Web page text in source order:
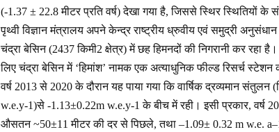
(-1.37 ± 22.8 मीटर प्रति वर्ष) देखा गया है, जिससे स्थिर स्थितियों के
पृथ्वी विज्ञान मंत्रालय अपने केन्द्र राष्ट्रीय ध्रुवीय एवं समुद्री
चंद्रा बेसिन (2437 किमी2 क्षेत्र) में छह हिमनदों की निगरानी कर रहा
लिए चंद्रा बेसिन में ‘हिमांश’ नामक एक अत्याधुनिक फील्ड रिसर्च स्टेशन
वर्ष 2013 से 2020 के दौरान यह पाया गया कि वार्षिक द्रव्यमान
w.e.y-1)से -1.13±0.22m w.e.y-1 के बीच में रही। इसी प्रकार, वर्ष
औसतन ~50±11 मीटर की दर से पिछले, तथा –1.09±​ 0.32 m w.e.